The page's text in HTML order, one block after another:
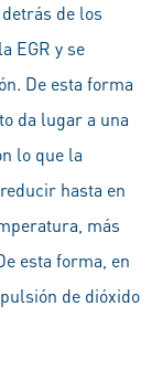
de los
EGR y se
De esta forma
da lugar a una
lo que la
hasta en
más
esta forma, en
de dióxido